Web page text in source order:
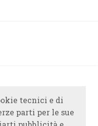
tecnici e di
parti per le sue